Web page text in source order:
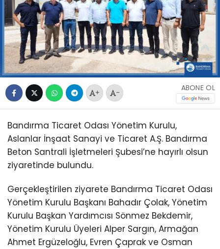
+ -
ABONE OL
Bandırma Ticaret Odası Yönetim Kurulu,
Aslanlar İnşaat Sanayi ve Ticaret A.Ş. Bandırma
Beton Santrali İşletmeleri Şubesi’ne hayırlı olsun
ziyaretinde bulundu.
Gerçekleştirilen ziyarete Bandırma Ticaret Odası
Yönetim Kurulu Başkanı Bahadır Çolak, Yönetim
Kurulu Başkan Yardımcısı Sönmez Bekdemir,
Yönetim Kurulu Üyeleri Alper Sargın, Armağan
Ahmet Ergüzeloğlu, Evren Çaprak ve Osman